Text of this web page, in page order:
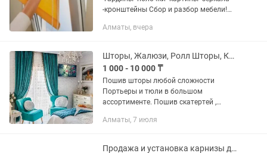
-кронштейны Сбор и разбор мебели!
Алматы, вчера
Шторы, Жалюзи, Ролл Шторы, Карнизы
1 000 - 10 000 ₸
Пошив шторы любой сложности
Портьеры и тюли в большом
ассортименте. Пошив скатертей ,
РОЛЛ ШТОРЫ, КАРНИЗЫ, ПОШИВ
МЕБЕЛИ. Выезд...
Алматы, 7 июля
Продажа и установка карнизы для штор симпл